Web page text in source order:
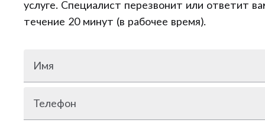
услуге. Специалист перезвонит или ответит
течение 20 минут (в рабочее время).
Имя
Телефон